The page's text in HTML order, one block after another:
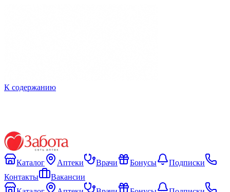
К содержанию
Каталог Аптеки Врачи Бонусы
Подписки
Контакты
Вакансии